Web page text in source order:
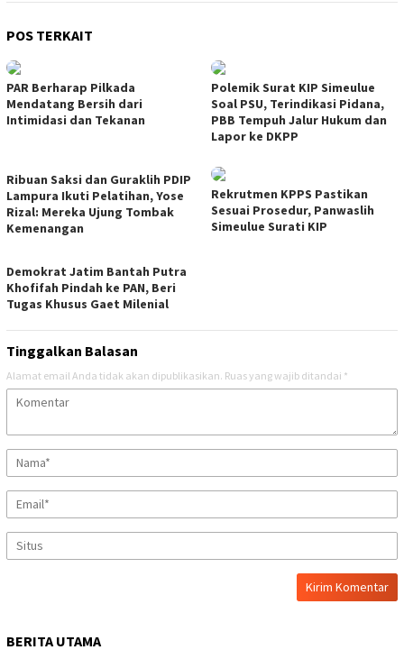
POS TERKAIT
PAR Berharap Pilkada
Mendatang Bersih dari
Intimidasi dan Tekanan
Polemik Surat KIP Simeulue
Soal PSU, Terindikasi Pidana,
PBB Tempuh Jalur Hukum dan
Lapor ke DKPP
Ribuan Saksi dan Guraklih PDIP
Lampura Ikuti Pelatihan, Yose
Rizal: Mereka Ujung Tombak
Kemenangan
Rekrutmen KPPS Pastikan
Sesuai Prosedur, Panwaslih
Simeulue Surati KIP
Demokrat Jatim Bantah Putra
Khofifah Pindah ke PAN, Beri
Tugas Khusus Gaet Milenial
Tinggalkan Balasan
Alamat email Anda tidak akan dipublikasikan. Ruas yang wajib ditandai *
BERITA UTAMA